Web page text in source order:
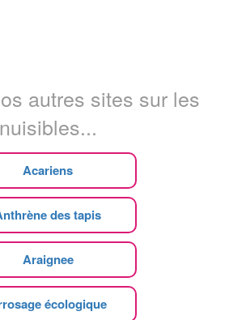
autres sites sur les
nuisibles...
Acariens
des tapis
Araignee
écologique